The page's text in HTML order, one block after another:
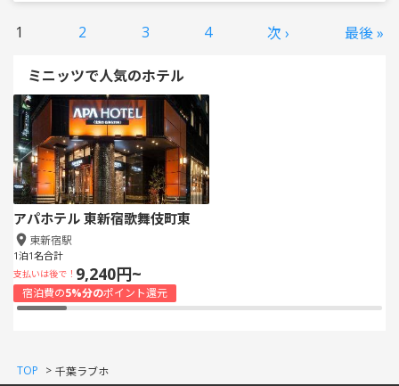
1 2 3 4 次 › 最後 »
ミニッツで人気のホテル
アパホテル 東新宿歌舞伎町東
東新宿駅
1泊1名合計
支払いは後で！ 9,240円~
宿泊費の5%分のポイント還元
TOP > 千葉ラブホ